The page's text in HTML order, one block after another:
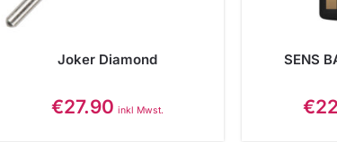
Joker Diamond
€27.90 inkl Mwst.
SENS
€